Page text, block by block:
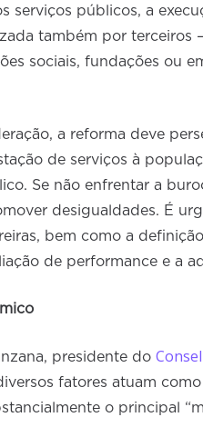
serviços públicos, a
também por
sociais, fundações ou
a reforma deve
de serviços à
Se não enfrentar a
desigualdades. É
bem como a
de performance e a
presidente do
fatores atuam
o principal